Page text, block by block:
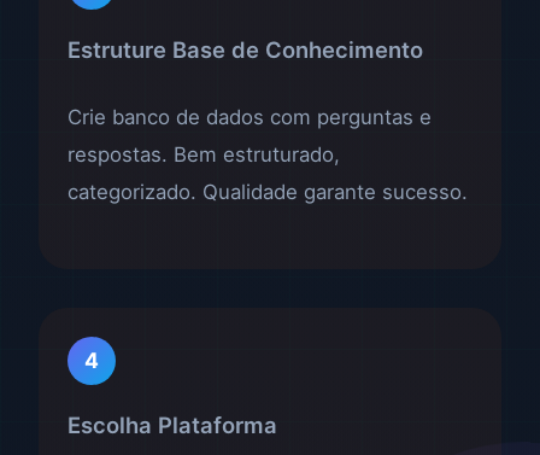
Estruture Base de Conhecimento
Crie banco de dados com perguntas e
respostas. Bem estruturado,
categorizado. Qualidade garante sucesso.
4
Escolha Plataforma